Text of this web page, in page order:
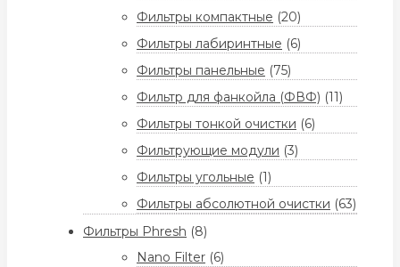
Фильтры компактные (20)
Фильтры лабиринтные (6)
Фильтры панельные (75)
Фильтр для фанкойла (ФВФ) (11)
Фильтры тонкой очистки (6)
Фильтрующие модули (3)
Фильтры угольные (1)
Фильтры абсолютной очистки (63)
Фильтры Phresh (8)
Nano Filter (6)